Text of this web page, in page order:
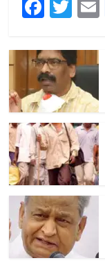
F
a
c
e
b
o
o
k
T
w
itt
er